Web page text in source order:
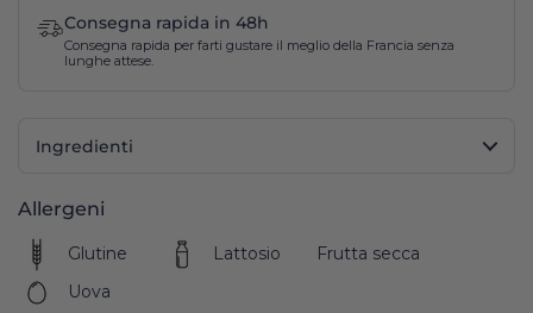
Consegna rapida in 48h
Consegna rapida per farti gustare il meglio della Francia senza
lunghe attese.
Ingredienti
Allergeni
Glutine Lattosio
Frutta secca
Uova